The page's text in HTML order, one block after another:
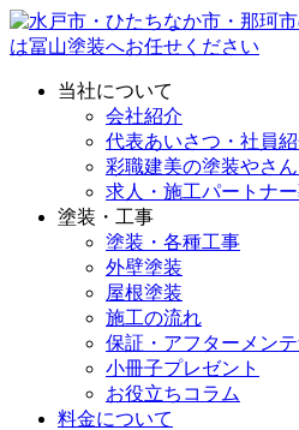
当社について
会社紹介
代表あいさつ・社員
彩職建美の塗装やさ
求人・施工パートナ
塗装・工事
塗装・各種工事
外壁塗装
屋根塗装
施工の流れ
保証・アフターメン
小冊子プレゼント
お役立ちコラム
料金について